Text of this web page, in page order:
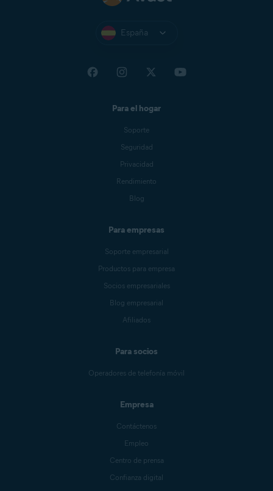
España
Para el hogar
Soporte
Seguridad
Privacidad
Rendimiento
Blog
Para empresas
Soporte empresarial
Productos para empresa
Socios empresariales
Blog empresarial
Afiliados
Para socios
Operadores de telefonía móvil
Empresa
Contáctenos
Empleo
Centro de prensa
Confianza digital